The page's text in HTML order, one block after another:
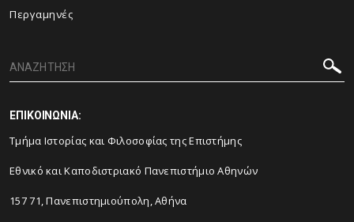
Περγαμηνές
ΕΠΙΚΟΙΝΩΝΙΑ:
Τμήμα Ιστορίας και Φιλοσοφίας της Επιστήμης
Εθνικό και Καποδιστριακό Πανεπιστήμιο Αθηνών
157 71, Πανεπιστημιούπολη, Αθήνα